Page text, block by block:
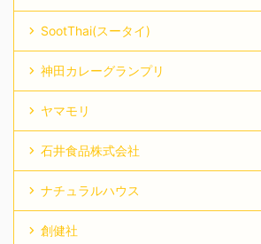
SootThai(スータイ)
神田カレーグランプリ
ヤマモリ
石井食品株式会社
ナチュラルハウス
創健社